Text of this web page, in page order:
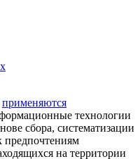
применяются
технологии
сбора, систематизации
предпочтениям
на территории